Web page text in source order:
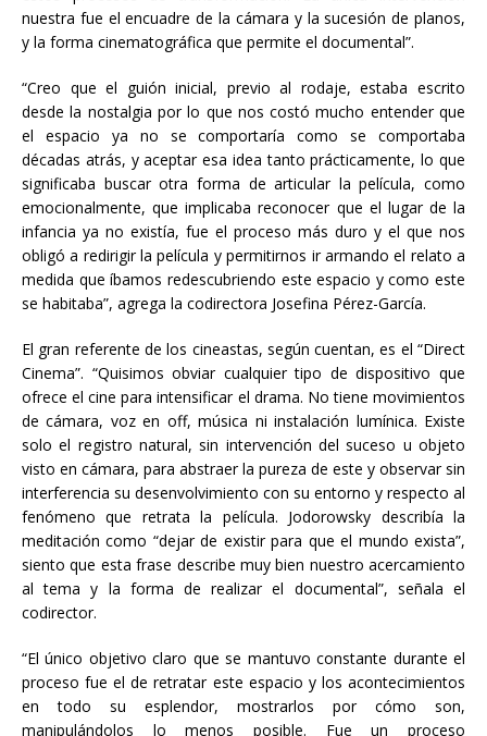
nuestra fue el encuadre de la cámara y la sucesión de planos,
y la forma cinematográfica que permite el documental”.
“Creo que el guión inicial, previo al rodaje, estaba escrito
desde la nostalgia por lo que nos costó mucho entender que
el espacio ya no se comportaría como se comportaba
décadas atrás, y aceptar esa idea tanto prácticamente, lo que
significaba buscar otra forma de articular la película, como
emocionalmente, que implicaba reconocer que el lugar de la
infancia ya no existía, fue el proceso más duro y el que nos
obligó a redirigir la película y permitirnos ir armando el relato a
medida que íbamos redescubriendo este espacio y como este
se habitaba”, agrega la codirectora Josefina Pérez-García.
El gran referente de los cineastas, según cuentan, es el “Direct
Cinema”. “Quisimos obviar cualquier tipo de dispositivo que
ofrece el cine para intensificar el drama. No tiene movimientos
de cámara, voz en off, música ni instalación lumínica. Existe
solo el registro natural, sin intervención del suceso u objeto
visto en cámara, para abstraer la pureza de este y observar sin
interferencia su desenvolvimiento con su entorno y respecto al
fenómeno que retrata la película. Jodorowsky describía la
meditación como “dejar de existir para que el mundo exista”,
siento que esta frase describe muy bien nuestro acercamiento
al tema y la forma de realizar el documental”, señala el
codirector.
“El único objetivo claro que se mantuvo constante durante el
proceso fue el de retratar este espacio y los acontecimientos
en todo su esplendor, mostrarlos por cómo son,
manipulándolos lo menos posible. Fue un proceso